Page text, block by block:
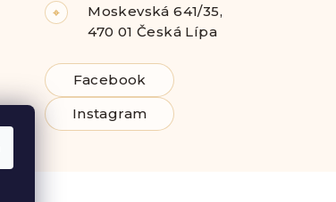
⌖
Moskevská 641/35,
470 01 Česká Lípa
Facebook
Instagram